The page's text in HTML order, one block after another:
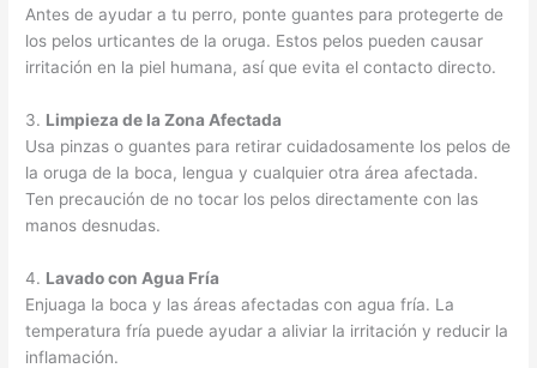
Antes de ayudar a tu perro, ponte guantes para protegerte de
los pelos urticantes de la oruga. Estos pelos pueden causar
irritación en la piel humana, así que evita el contacto directo.
3. Limpieza de la Zona Afectada
Usa pinzas o guantes para retirar cuidadosamente los pelos de
la oruga de la boca, lengua y cualquier otra área afectada.
Ten precaución de no tocar los pelos directamente con las
manos desnudas.
4. Lavado con Agua Fría
Enjuaga la boca y las áreas afectadas con agua fría. La
temperatura fría puede ayudar a aliviar la irritación y reducir la
inflamación.